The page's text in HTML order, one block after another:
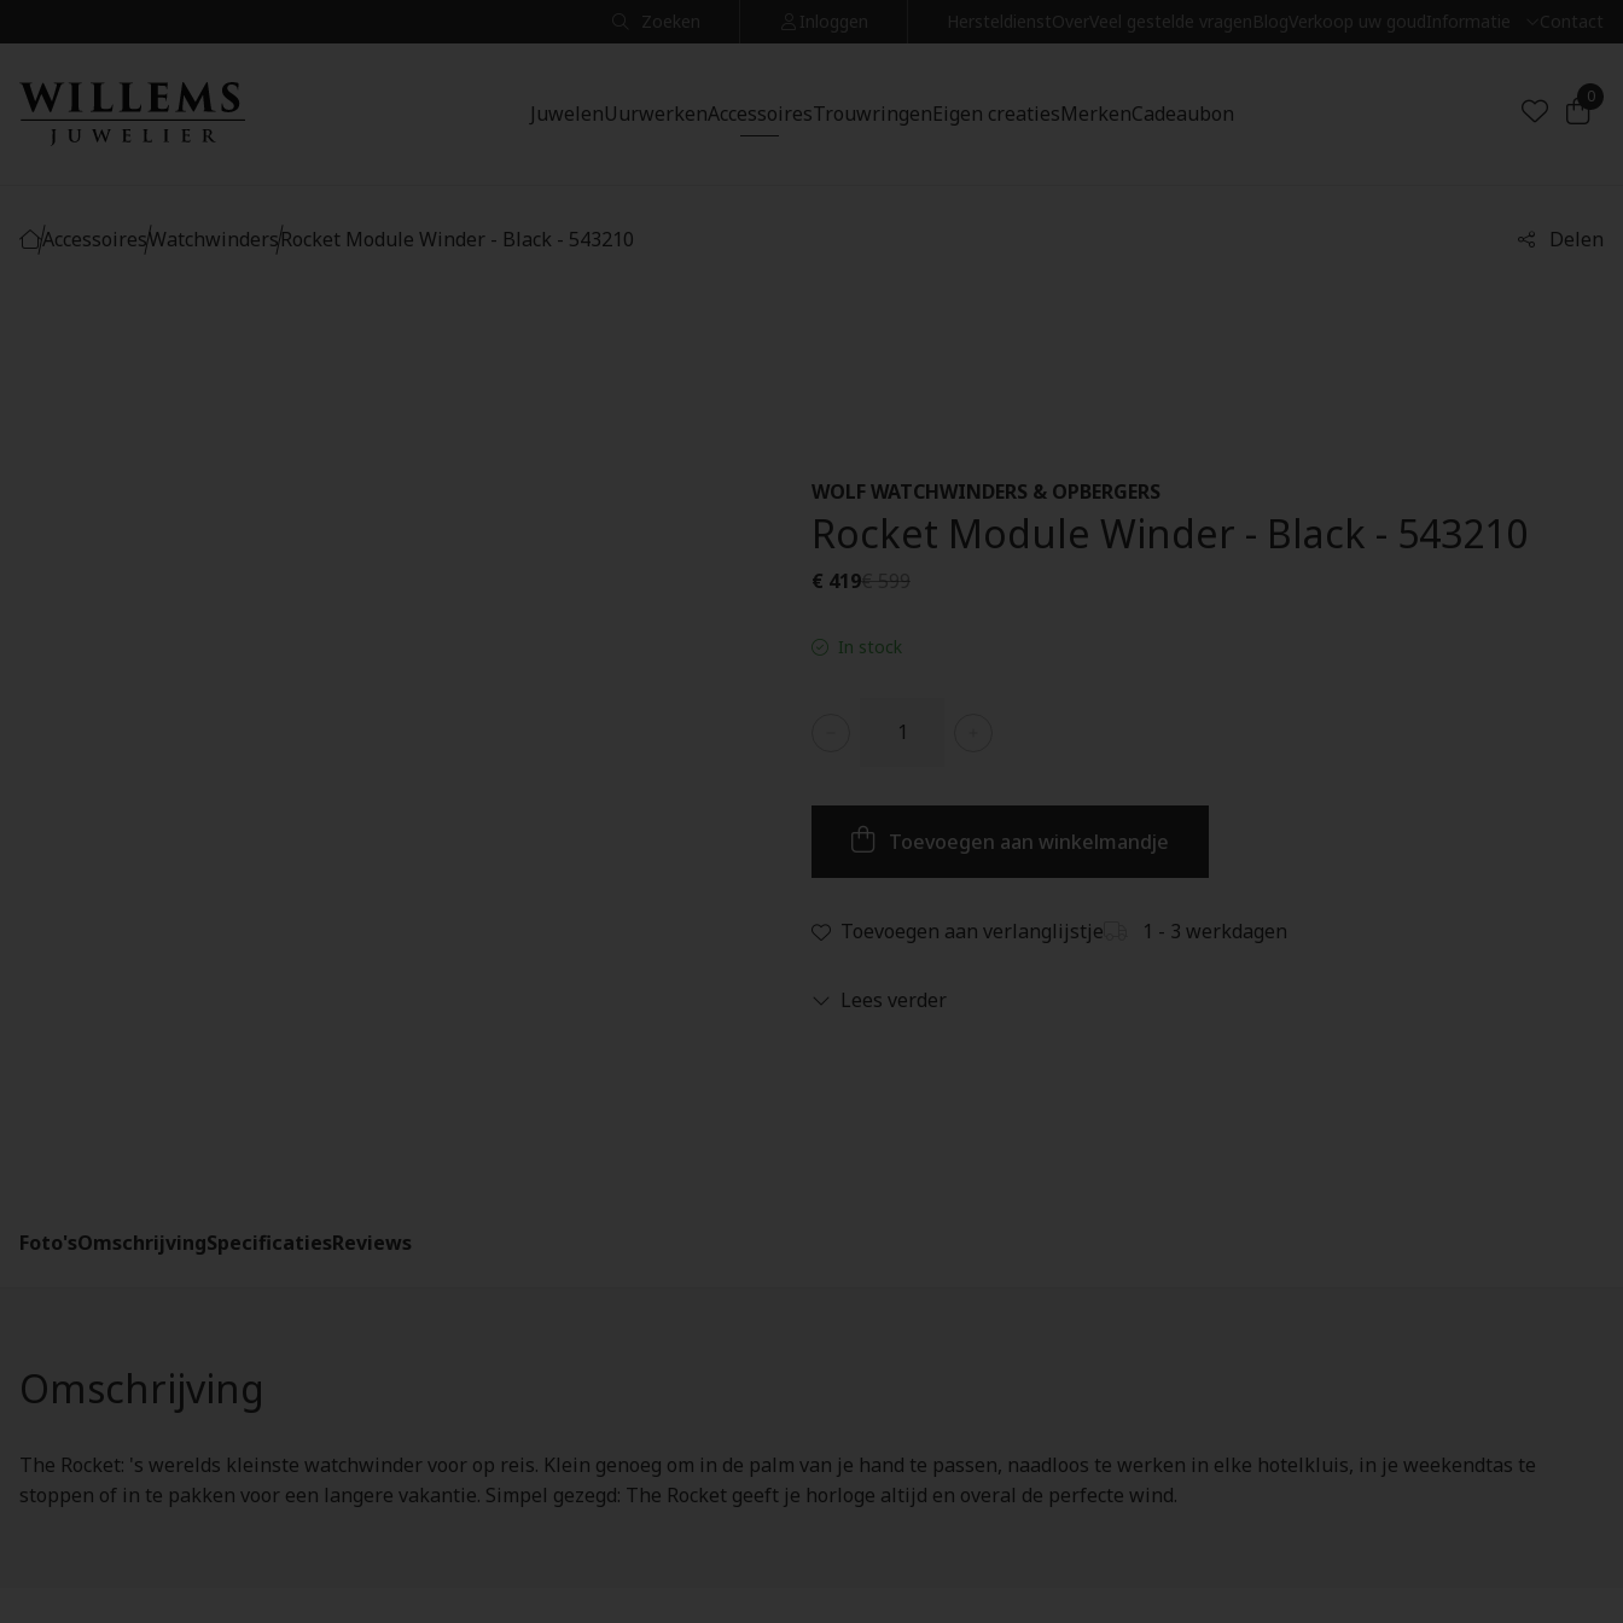
Zoeken Inloggen HersteldienstOverVeel gestelde vragenBlogVerkoop uw goudInformatie Contact
JuwelenUurwerkenAccessoiresTrouwringenEigen creatiesMerkenCadeaubon
0
AccessoiresWatchwindersRocket Module Winder - Black - 543210 Delen
WOLF WATCHWINDERS & OPBERGERS
Rocket Module Winder - Black - 543210
€ 419€ 599
In stock
Toevoegen aan winkelmandje
Toevoegen aan verlanglijstje 1 - 3 werkdagen
Lees verder
Foto'sOmschrijvingSpecificatiesReviews
Omschrijving
The Rocket: 's werelds kleinste watchwinder voor op reis. Klein genoeg om in de palm van je hand te passen, naadloos te werken in elke hotelkluis, in je weekendtas te
stoppen of in te pakken voor een langere vakantie. Simpel gezegd: The Rocket geeft je horloge altijd en overal de perfecte wind.